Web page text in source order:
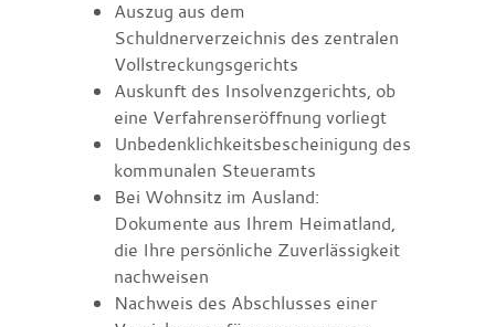
Auszug aus dem
Schuldnerverzeichnis des zentralen
Vollstreckungsgerichts
Auskunft des Insolvenzgerichts, ob
eine Verfahrenseröffnung vorliegt
Unbedenklichkeitsbescheinigung des
kommunalen Steueramts
Bei Wohnsitz im Ausland:
Dokumente aus Ihrem Heimatland,
die Ihre persönliche Zuverlässigkeit
nachweisen
Nachweis des Abschlusses einer